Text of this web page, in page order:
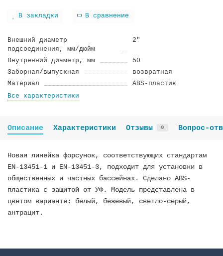
В закладки В сравнение
Внешний диаметр
подсоединения, мм/дюйм
2"
Внутренний диаметр, мм
50
Заборная/выпускная
возвратная
Материал
ABS-пластик
Все характеристики
Описание Характеристики Отзывы 0 Вопрос-
Новая линейка форсунок, соответствующих стандартам
EN-13451-1 и EN-13451-3, подходит для установки в
общественных и частных бассейнах. Сделано ABS-
пластика с защитой от УФ. Модель представлена в
цветом варианте: белый, бежевый, светло-серый,
антрацит.